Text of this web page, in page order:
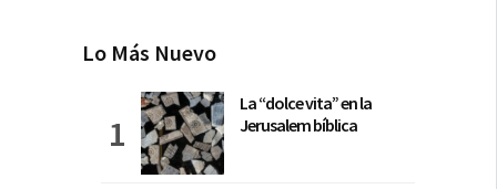
Lo Más Nuevo
La “dolce vita” en la
Jerusalem bíblica